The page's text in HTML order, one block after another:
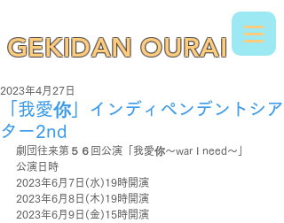
GEKIDAN OURAI
「我愛你」インディペンデントシア
ター2nd
2023年4月27日
劇団往来第５６回公演「我愛你～war I need～」
公演日時
2023年6月7日(水)19時開演
2023年6月8日(木)19時開演
2023年6月9日(金)15時開演